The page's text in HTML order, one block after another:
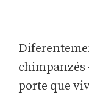
chimpanzés
porte que